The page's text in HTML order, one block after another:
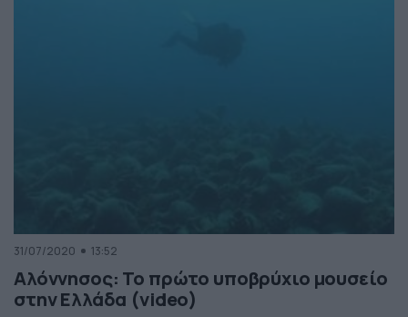
31/07/2020 13:52
Αλόννησος: Το πρώτο υποβρύχιο μουσείο
στην Ελλάδα (video)